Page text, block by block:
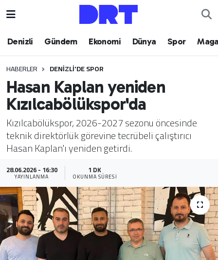
Denizli Gündem Ekonomi Dünya Spor
HABERLER DENIZLI'DE SPOR
Hasan Kaplan yeniden
Kızılcabölükspor'da
Kızılcabölükspor, 2026-2027 sezonu öncesinde
teknik direktörlük görevine tecrübeli çalıştırıcı
Hasan Kaplan'ı yeniden getirdi.
28.06.2026 - 16:30
YAYINLANMA
1 DK
OKUNMA SÜRESI
Denizli
Ekonomi
Dünya
Spor
Teknoloji
Yaşam
Sağlık
Hava Durumu
Trafik Durumu
Puan Durumu ve Fikstür
Tüm Manşetler
Son Dakika Haberleri